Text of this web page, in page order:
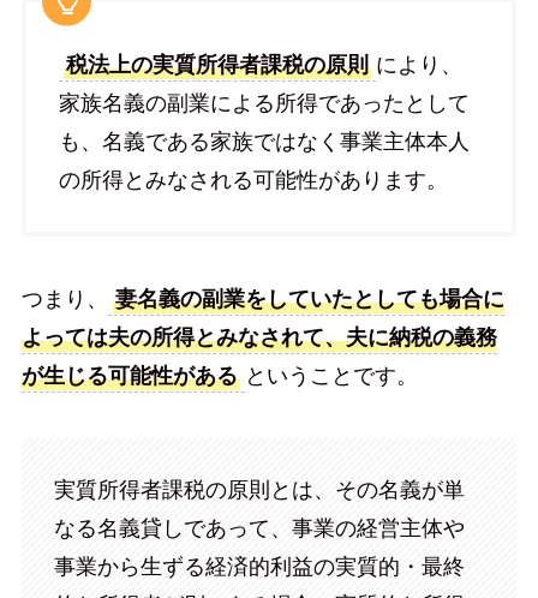
税法上の実質所得者課税の原則 により、
家族名義の副業による所得であったとして
も、名義である家族ではなく事業主体本人
の所得とみなされる可能性があります。
つまり、
妻名義の副業をしていたとしても場合に
よっては夫の所得とみなされて、夫に納税の義務
が生じる可能性がある ということです。
実質所得者課税の原則とは、その名義が単
なる名義貸しであって、事業の経営主体や
事業から生ずる経済的利益の実質的・最終